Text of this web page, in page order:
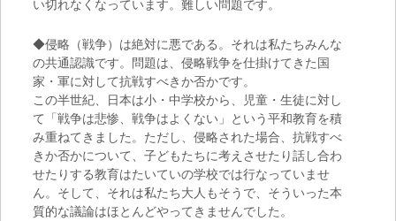
い切れなくなっています。難しい問題です。
◆侵略（戦争）は絶対に悪である。それは私たちみんな
の共通認識です。問題は、侵略戦争を仕掛けてきた国
家・軍に対して抗戦すべきか否かです。
この半世紀、日本は小・中学校から、児童・生徒に対し
て「戦争は悲惨、戦争はよくない」という平和教育を積
み重ねてきました。ただし、侵略された場合、抗戦すべ
きか否かについて、子どもたちに考えさせたり話し合わ
せたりする教育はたいていの学校では行なっていませ
ん。そして、それは私たち大人もそうで、そういった本
質的な議論はほとんどやってきませんでした。